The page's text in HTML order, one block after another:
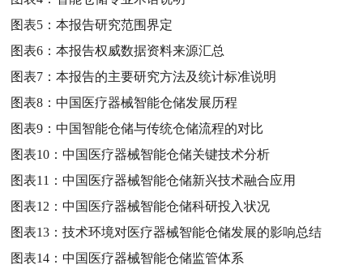
图表5：本报告研究范围界定
图表6：本报告权威数据资料来源汇总
图表7：本报告的主要研究方法及统计标准说明
图表8：中国医疗器械智能仓储发展历程
图表9：中国智能仓储与传统仓储流程的对比
图表10：中国医疗器械智能仓储关键技术分析
图表11：中国医疗器械智能仓储新兴技术融合应用
图表12：中国医疗器械智能仓储科研投入状况
图表13：技术环境对医疗器械智能仓储发展的影响总结
图表14：中国医疗器械智能仓储监管体系